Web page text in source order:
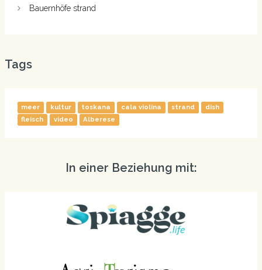
Bauernhöfe strand
Tags
meer kultur toskana cala violina strand
dish
fleisch
video Alberese
In einer Beziehung mit: